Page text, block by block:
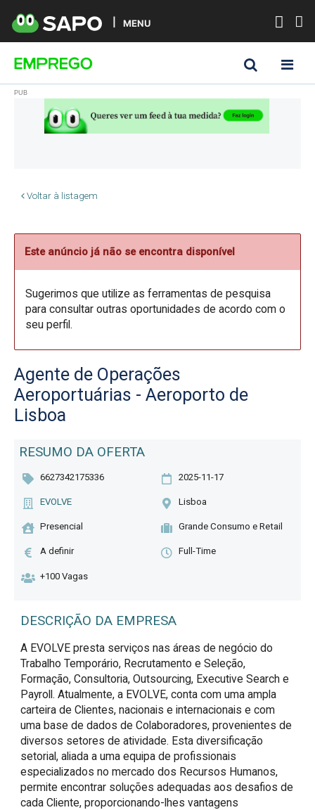
MENU
Voltar à listagem
Este anúncio já não se encontra disponível
Sugerimos que utilize as ferramentas de pesquisa
para consultar outras oportunidades de acordo com o
seu perfil.
Agente de Operações
Aeroportuárias - Aeroporto de
Lisboa
RESUMO DA OFERTA
6627342175336 2025-11-17
EVOLVE Lisboa
Presencial Grande Consumo e Retail
A definir Full-Time
+100 Vagas
DESCRIÇÃO DA EMPRESA
A EVOLVE presta serviços nas áreas de negócio do
Trabalho Temporário, Recrutamento e Seleção,
Formação, Consultoria, Outsourcing, Executive Search e
Payroll. Atualmente, a EVOLVE, conta com uma ampla
carteira de Clientes, nacionais e internacionais e com
uma base de dados de Colaboradores, provenientes de
diversos setores de atividade. Esta diversificação
setorial, aliada a uma equipa de profissionais
especializados no mercado dos Recursos Humanos,
permite encontrar soluções adequadas aos desafios de
cada Cliente, proporcionando-lhes vantagens